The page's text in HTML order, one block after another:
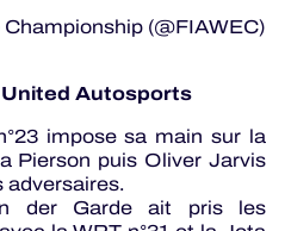
(@FIAWEC)
Autosports
impose sa main sur la
Pierson puis Oliver Jarvis
adversaires.
der Garde ait pris les